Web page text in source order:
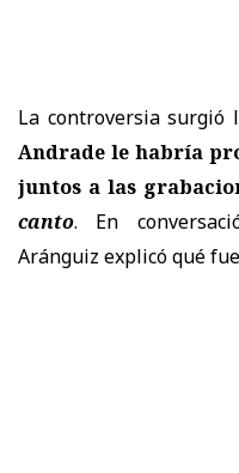
La controversia surgió
Andrade le habría
juntos a las
canto. En
Aránguiz explicó qué